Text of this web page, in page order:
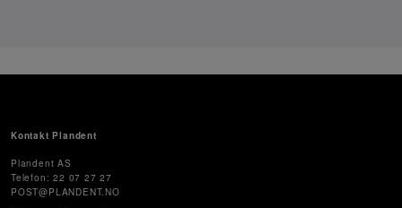
Kontakt Plandent
Plandent AS
Telefon: 22 07 27 27
POST@PLANDENT.NO